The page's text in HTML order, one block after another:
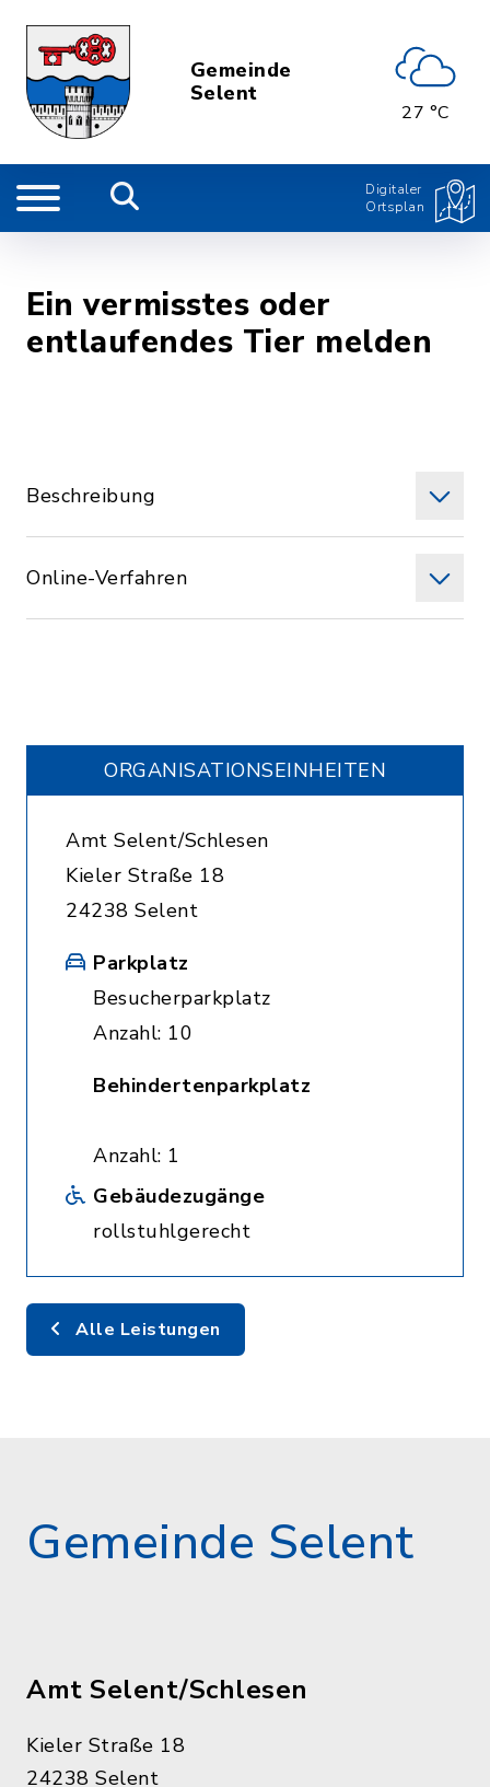
Gemeinde
Selent
27 °C
Digitaler
Ortsplan
Ein vermisstes oder
entlaufendes Tier melden
Beschreibung
Online-Verfahren
ORGANISATIONS­EINHEITEN
Amt Selent/Schlesen
Kieler Straße 18
24238 Selent
Parkplatz
Besucherparkplatz
Anzahl: 10
Behindertenparkplatz
Anzahl: 1
Gebäudezugänge
rollstuhlgerecht
Alle Leistungen
Gemeinde Selent
Amt Selent/Schlesen
Kieler Straße 18
24238 Selent